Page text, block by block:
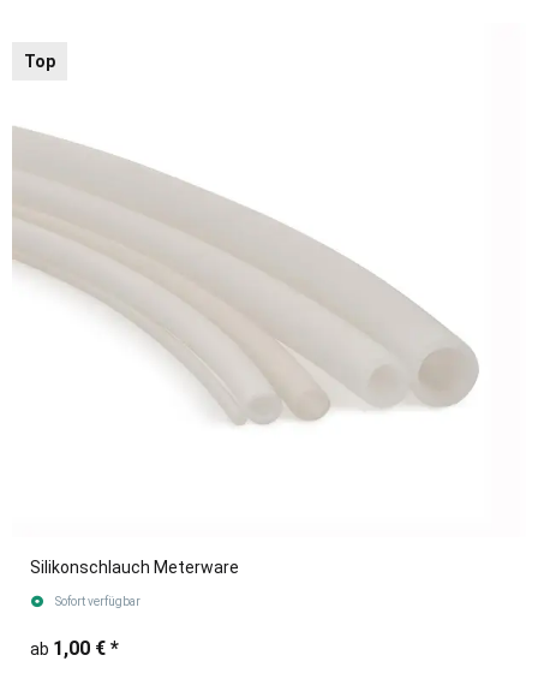
Top
Silikonschlauch Meterware
Sofort verfügbar
ab 1,00 € *